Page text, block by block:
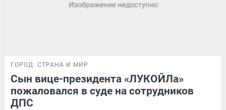
ГОРОД СТРАНА И МИР
Сын вице-президента «ЛУКОЙЛа»
пожаловался в суде на сотрудников
ДПС